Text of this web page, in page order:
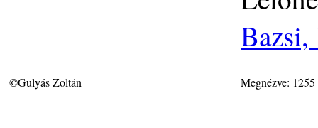
©Gulyás Zoltán Megnézve: